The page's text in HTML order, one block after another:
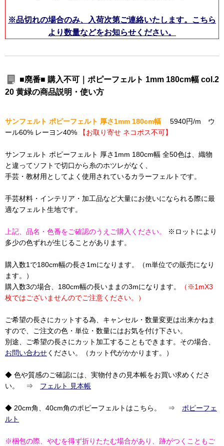
※品切れの場合のみ、入荷次第ご連絡いたします。こちら
より数量などをお知らせください。
■廃番■ 購入不可｜ポピーフェルト 1mm 180cm幅 col.2
20 黄緑の商品説明・使い方
サンフェルト ポピーフェルト 厚さ1mm 180cm幅 5940円/m ウ
ール60% レーヨン40%
【お取り寄せ ネコポス不可】
サンフェルト ポピーフェルト 厚さ1mm 180cm幅 全50色は、織物
と違ってソフトで切口から糸のホツレがなく、
手芸・教材用としてよく使用されているカラーフェルトです。
手芸材料・インテリア・加工品など大量にお使いになられる際に最
適なフェルト生地です。
上記、品名・色番をご確認のうえご購入ください。
※ロットにより
多少の色ずれが生じることがあります。
購入数1で180cm幅の長さ1mになります。（m単位での販売になり
ます。）
購入数3の場合、180cm幅の長いままの3mになります。
（※1mX3
枚ではございませんのでご注意ください。）
ご希望の長さにカットする為、キャンセル・数量変更は出来かねま
すので、ご注文の色・単位・数量にはお気を付け下さい。
別途、ご希望の長さにカット加工することもできます。その場合、
お問い合わせください。（カット代がかかります。）
◆ 色や質感のご確認には、実物付きの見本帳をお買い求めくださ
い。 ⇒ フェルト 見本帳
◆ 20cm角、40cm角のポピーフェルトはこちら。 ⇒ ポピーフェ
ルト
※梱包の際、やむを得ず折りたたむ場合があり、跡がつくこともご